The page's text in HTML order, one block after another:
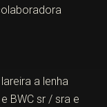
a lenha
BWC sr / sra e